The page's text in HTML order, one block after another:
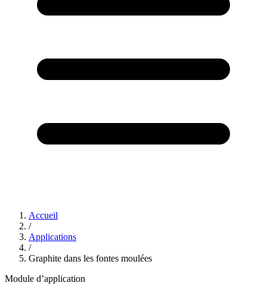
Accueil
/
Applications
/
Graphite dans les fontes moulées
Module d’application